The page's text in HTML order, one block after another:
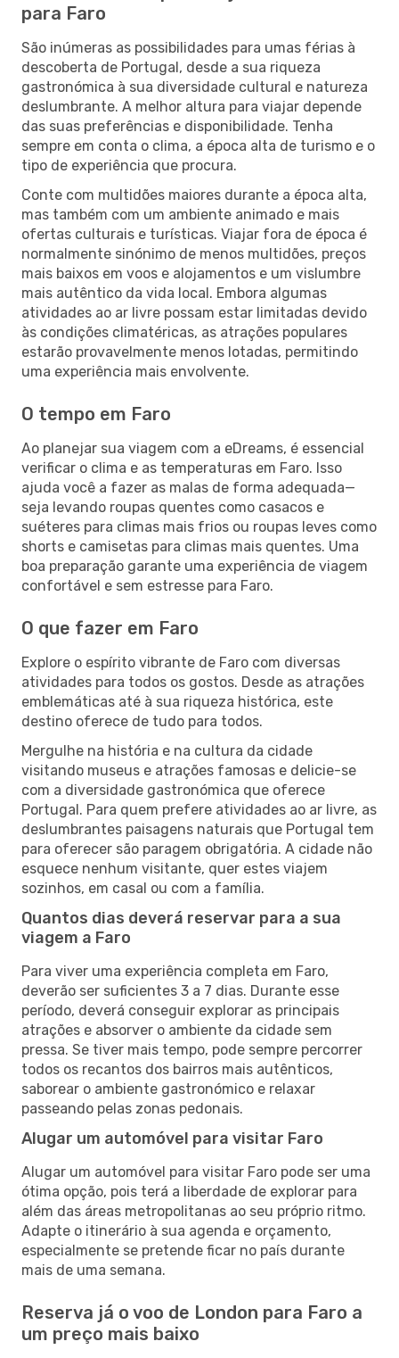
para Faro
São inúmeras as possibilidades para umas férias à
descoberta de Portugal, desde a sua riqueza
gastronómica à sua diversidade cultural e natureza
deslumbrante. A melhor altura para viajar depende
das suas preferências e disponibilidade. Tenha
sempre em conta o clima, a época alta de turismo e o
tipo de experiência que procura.
Conte com multidões maiores durante a época alta,
mas também com um ambiente animado e mais
ofertas culturais e turísticas. Viajar fora de época é
normalmente sinónimo de menos multidões, preços
mais baixos em voos e alojamentos e um vislumbre
mais autêntico da vida local. Embora algumas
atividades ao ar livre possam estar limitadas devido
às condições climatéricas, as atrações populares
estarão provavelmente menos lotadas, permitindo
uma experiência mais envolvente.
O tempo em Faro
Ao planejar sua viagem com a eDreams, é essencial
verificar o clima e as temperaturas em Faro. Isso
ajuda você a fazer as malas de forma adequada—
seja levando roupas quentes como casacos e
suéteres para climas mais frios ou roupas leves como
shorts e camisetas para climas mais quentes. Uma
boa preparação garante uma experiência de viagem
confortável e sem estresse para Faro.
O que fazer em Faro
Explore o espírito vibrante de Faro com diversas
atividades para todos os gostos. Desde as atrações
emblemáticas até à sua riqueza histórica, este
destino oferece de tudo para todos.
Mergulhe na história e na cultura da cidade
visitando museus e atrações famosas e delicie-se
com a diversidade gastronómica que oferece
Portugal. Para quem prefere atividades ao ar livre, as
deslumbrantes paisagens naturais que Portugal tem
para oferecer são paragem obrigatória. A cidade não
esquece nenhum visitante, quer estes viajem
sozinhos, em casal ou com a família.
Quantos dias deverá reservar para a sua
viagem a Faro
Para viver uma experiência completa em Faro,
deverão ser suficientes 3 a 7 dias. Durante esse
período, deverá conseguir explorar as principais
atrações e absorver o ambiente da cidade sem
pressa. Se tiver mais tempo, pode sempre percorrer
todos os recantos dos bairros mais autênticos,
saborear o ambiente gastronómico e relaxar
passeando pelas zonas pedonais.
Alugar um automóvel para visitar Faro
Alugar um automóvel para visitar Faro pode ser uma
ótima opção, pois terá a liberdade de explorar para
além das áreas metropolitanas ao seu próprio ritmo.
Adapte o itinerário à sua agenda e orçamento,
especialmente se pretende ficar no país durante
mais de uma semana.
Reserva já o voo de London para Faro a
um preço mais baixo